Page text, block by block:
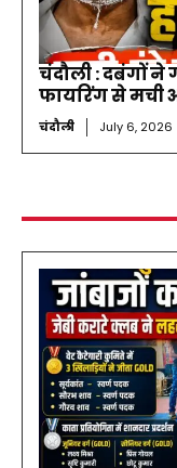
चंदौली : दबंगों ने
फायरिंग से मची
चंदौली July 6, 2026